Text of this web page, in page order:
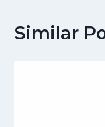
Similar